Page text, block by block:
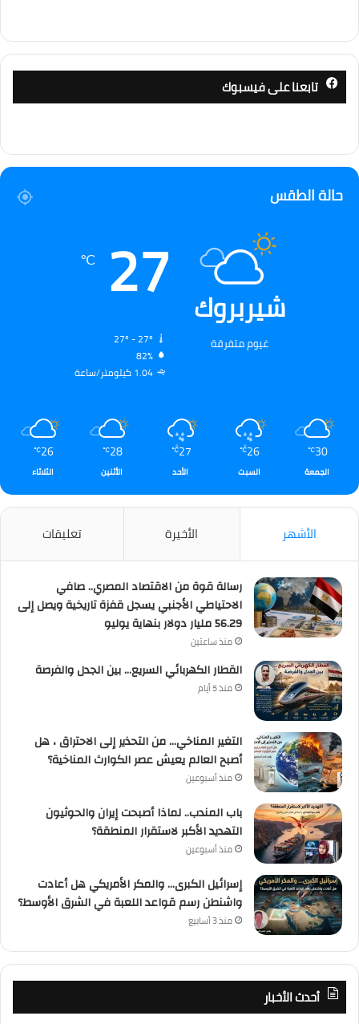
تابعنا على فيسبوك
حالة الطقس
شيربروك
غيوم متفرقة
27
℃
82%
1.04 كيلومتر/ساعة
30
℃
الجمعة
26
℃
السبت
27
℃
الأحد
28
℃
الأثنين
26
℃
الثلاثاء
الأشهر الأخيرة تعليقات
رسالة قوة من الاقتصاد المصري.. صافي
الاحتياطي الأجنبي يسجل قفزة تاريخية ويصل إلى
56.29 مليار دولار بنهاية يوليو
منذ ساعتين
القطار الكهربائي السريع… بين الجدل والفرصة
منذ 5 أيام
التغير المناخي… من التحذير إلى الاحتراق ، هل
أصبح العالم يعيش عصر الكوارث المناخية؟
منذ أسبوعين
باب المندب.. لماذا أصبحت إيران والحوثيون
التهديد الأكبر لاستقرار المنطقة؟
منذ أسبوعين
إسرائيل الكبرى… والمكر الأمريكي هل أعادت
واشنطن رسم قواعد اللعبة في الشرق الأوسط؟
منذ 3 أسابيع
أحدث الأخبار